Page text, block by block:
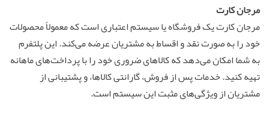
مرجان کارت
مرجان کارت یک فروشگاه یا سیستم اعتباری است که معمولاً محصولات
خود را به صورت نقد و اقساط به مشتریان عرضه می‌کند. این پلتفرم
به شما امکان می‌دهد که کالاهای ضروری خود را با پرداخت‌های ماهانه
تهیه کنید. خدمات پس از فروش، گارانتی کالاها، و پشتیبانی از
مشتریان از ویژگی‌های مثبت این سیستم است.